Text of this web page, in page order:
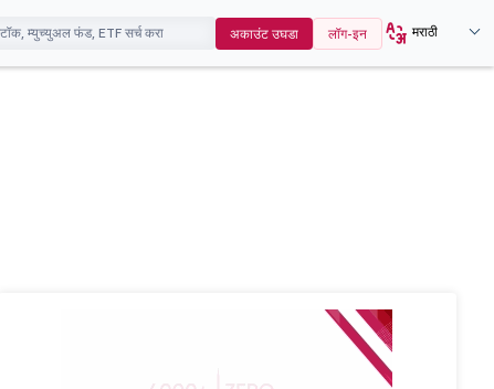
अकाउंट उघडा लॉग-इन मराठी